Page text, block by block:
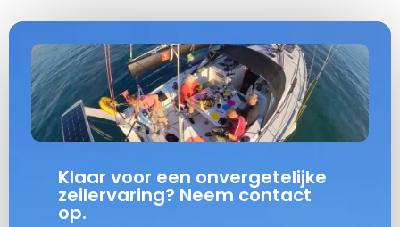
Klaar voor een onvergetelijke
zeilervaring? Neem contact
op.